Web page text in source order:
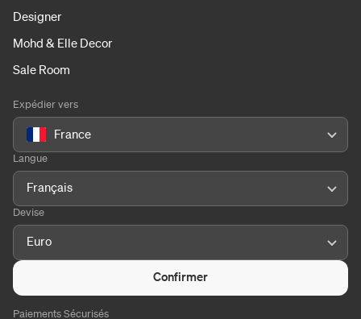
Designer
Mohd & Elle Decor
Sale Room
Expédier vers
France
Langue
Français
Devise
Euro
Confirmer
Paiements Sécurisés